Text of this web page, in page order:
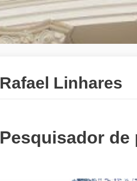
Rafael Linhares
Pesquisador de